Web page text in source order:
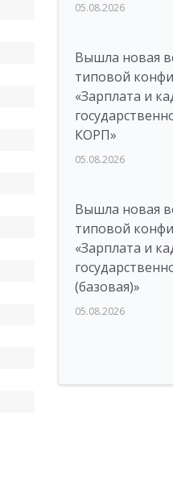
05.08.2026
Вышла новая
типовой
«Зарплата и
КОРП»
05.08.2026
Вышла новая
типовой
«Зарплата и
(базовая)»
05.08.2026